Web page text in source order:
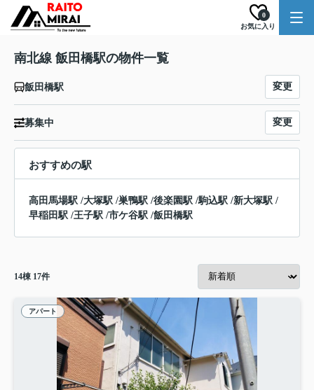
お気に入り
0
南北線 飯田橋駅の物件一覧
飯田橋駅 変更
募集中 変更
おすすめの駅
高田馬場駅 /大塚駅 /巣鴨駅 /後楽園駅 /駒込駅 /新大塚駅 /
早稲田駅 /王子駅 /市ケ谷駅 /飯田橋駅
14棟 17件
アパート